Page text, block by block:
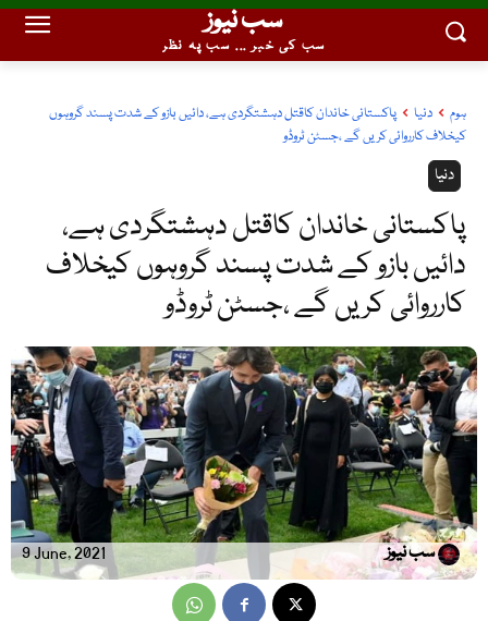
سب نیوز
سب کی خبر ... سب پہ نظر
ہوم دنیا
پاکستانی خاندان کاقتل دہشتگردی ہے، دائیں بازو کے شدت پسند گروہوں
کیخلاف کارروائی کریں گے ،جسٹن ٹروڈو
دنیا
پاکستانی خاندان کاقتل دہشتگردی ہے،
دائیں بازو کے شدت پسند گروہوں کیخلاف
کارروائی کریں گے ،جسٹن ٹروڈو
9 June, 2021 سب نیوز